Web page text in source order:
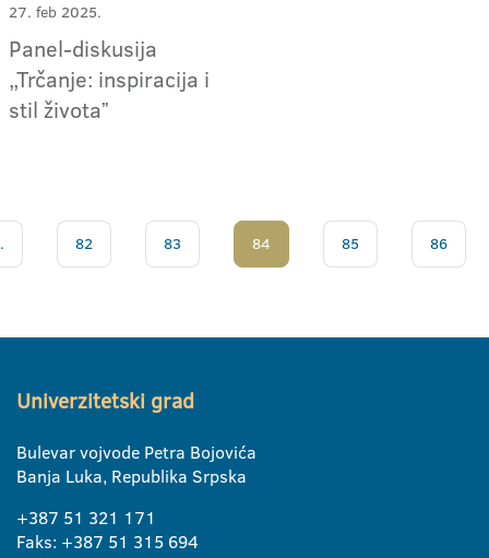
27. feb 2025.
Panel-diskusija
„Trčanje: inspiracija i
stil životaˮ
82 83 84 85 86
Univerzitetski grad
Bulevar vojvode Petra Bojovića
Banja Luka, Republika Srpska
+387 51 321 171
Faks: +387 51 315 694